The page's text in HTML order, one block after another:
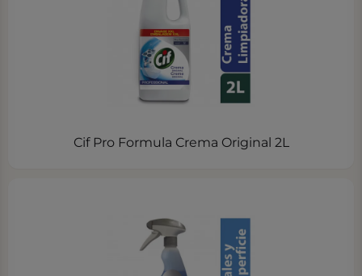
Cif Pro Formula Crema Original 2L